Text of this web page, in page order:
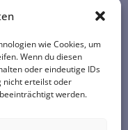
wie Cookies, um
Wenn du diesen
oder eindeutige IDs
nicht erteilst oder
werden.
Aufzeichnung